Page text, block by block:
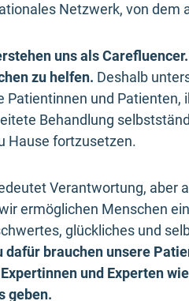
Netzwerk, von dem
uns als
zu helfen. Deshalb
Patientinnen und Patienten,
Behandlung
Hause fortzusetzen.
Verantwortung, aber
ermöglichen Menschen
glückliches und
dafür brauchen unsere
und Experten
geben.